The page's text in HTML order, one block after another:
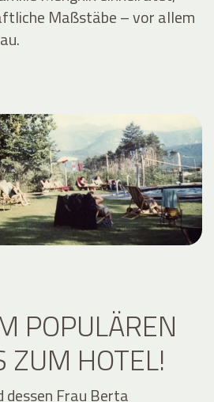
Maßstäbe – vor allem
POPULÄREN
ZUM HOTEL!
dessen Frau Berta